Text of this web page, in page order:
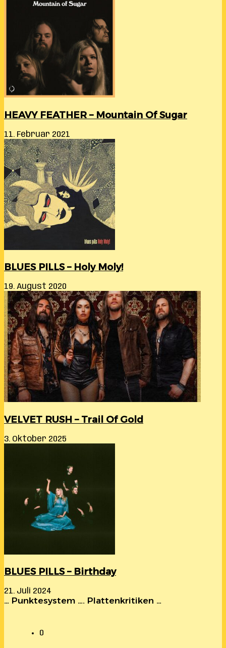
HEAVY FEATHER – Mountain Of Sugar
11. Februar 2021
BLUES PILLS – Holy Moly!
19. August 2020
VELVET RUSH – Trail Of Gold
3. Oktober 2025
BLUES PILLS – Birthday
21. Juli 2024
… Punktesystem …. Plattenkritiken …
0